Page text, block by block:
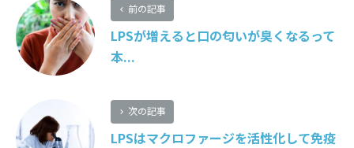
前の記事
LPSが増えると口の匂いが臭くなるって
本...
次の記事
LPSはマクロファージを活性化して免疫